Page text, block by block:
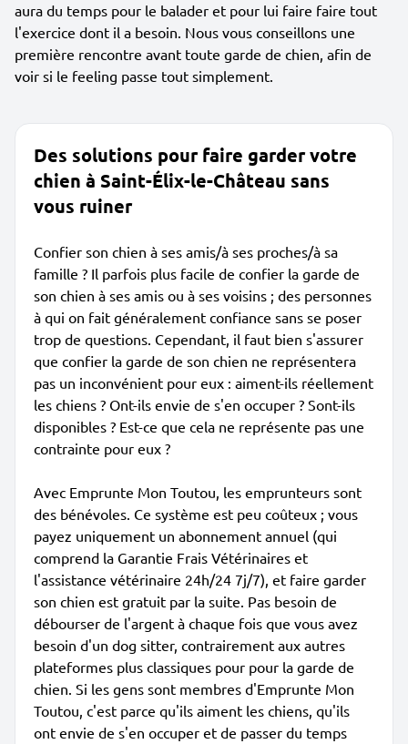
aura du temps pour le balader et pour lui faire faire tout
l'exercice dont il a besoin. Nous vous conseillons une
première rencontre avant toute garde de chien, afin de
voir si le feeling passe tout simplement.
Des solutions pour faire garder votre
chien à Saint-Élix-le-Château sans
vous ruiner
Confier son chien à ses amis/à ses proches/à sa
famille ? Il parfois plus facile de confier la garde de
son chien à ses amis ou à ses voisins ; des personnes
à qui on fait généralement confiance sans se poser
trop de questions. Cependant, il faut bien s'assurer
que confier la garde de son chien ne représentera
pas un inconvénient pour eux : aiment-ils réellement
les chiens ? Ont-ils envie de s'en occuper ? Sont-ils
disponibles ? Est-ce que cela ne représente pas une
contrainte pour eux ?
Avec Emprunte Mon Toutou, les emprunteurs sont
des bénévoles. Ce système est peu coûteux ; vous
payez uniquement un abonnement annuel (qui
comprend la Garantie Frais Vétérinaires et
l'assistance vétérinaire 24h/24 7j/7), et faire garder
son chien est gratuit par la suite. Pas besoin de
débourser de l'argent à chaque fois que vous avez
besoin d'un dog sitter, contrairement aux autres
plateformes plus classiques pour pour la garde de
chien. Si les gens sont membres d'Emprunte Mon
Toutou, c'est parce qu'ils aiment les chiens, qu'ils
ont envie de s'en occuper et de passer du temps